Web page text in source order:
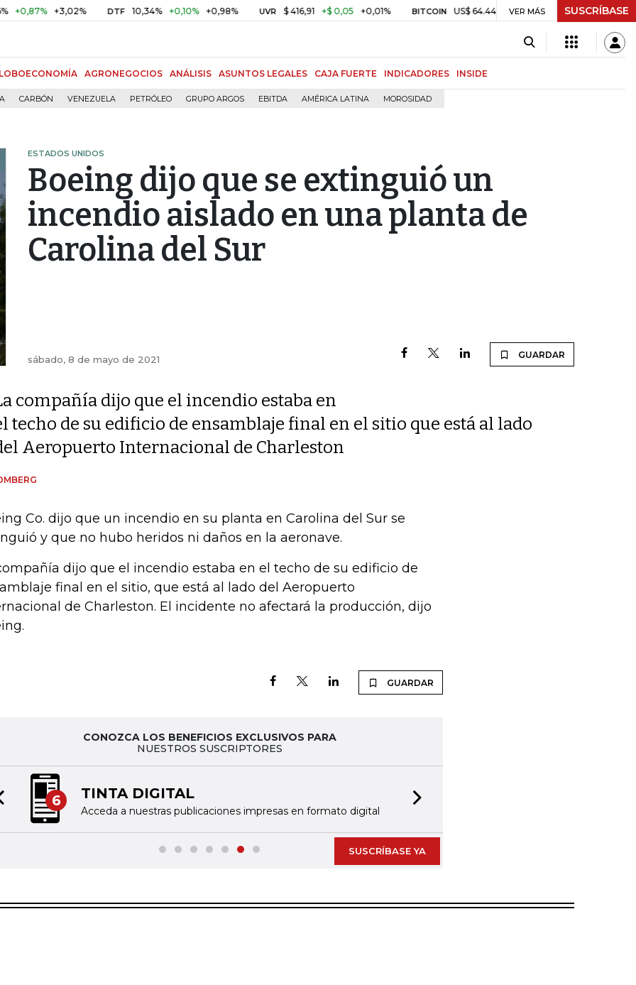
+3,02% DTF 10,34% +0,10% +0,98% UVR $ 416,91 +$ 0,05 +0,01% BITCOIN US$ 64.442,80 -US$ 525,60 -0,81% TRM $
VER MÁS SUSCRÍBASE
AGRONEGOCIOS ANÁLISIS ASUNTOS LEGALES CAJA FUERTE INDICADORES INSIDE
CARBÓN VENEZUELA PETRÓLEO GRUPO ARGOS EBITDA AMÉRICA LATINA MOROSIDAD
ESTADOS UNIDOS
Boeing dijo que se extinguió un
incendio aislado en una planta de
Carolina del Sur
sábado, 8 de mayo de 2021 GUARDAR
compañía dijo que el incendio estaba en
techo de su edificio de ensamblaje final en el sitio que está al lado
Aeropuerto Internacional de Charleston
Co. dijo que un incendio en su planta en Carolina del Sur se
y que no hubo heridos ni daños en la aeronave.
dijo que el incendio estaba en el techo de su edificio de
final en el sitio, que está al lado del Aeropuerto
de Charleston. El incidente no afectará la producción, dijo
GUARDAR
CONOZCA LOS BENEFICIOS EXCLUSIVOS PARA
NUESTROS SUSCRIPTORES
6 TINTA DIGITAL
Acceda a nuestras publicaciones impresas en formato digital
slide
SUSCRÍBASE YA